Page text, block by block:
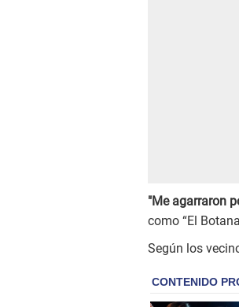
"Me agarraron
como “El
Según los